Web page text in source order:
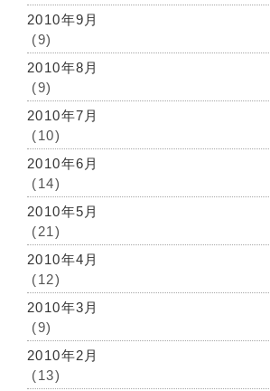
2010年9月
(9)
2010年8月
(9)
2010年7月
(10)
2010年6月
(14)
2010年5月
(21)
2010年4月
(12)
2010年3月
(9)
2010年2月
(13)